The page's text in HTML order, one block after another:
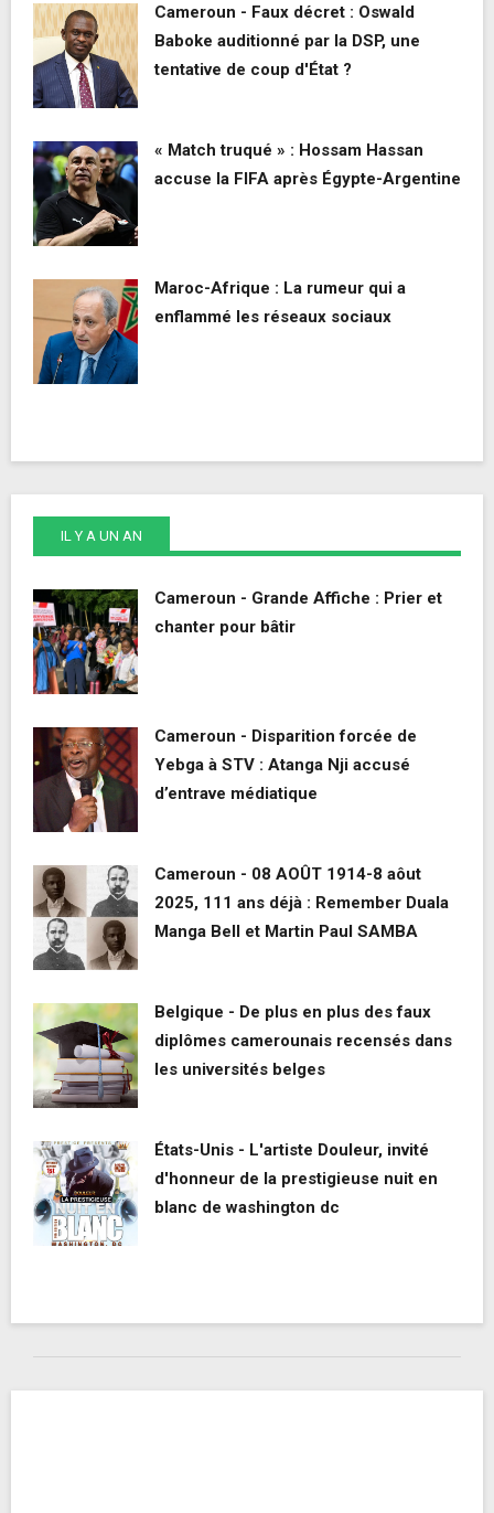
Cameroun - Faux décret : Oswald
Baboke auditionné par la DSP, une
tentative de coup d'État ?
« Match truqué » : Hossam Hassan
accuse la FIFA après Égypte-Argentine
Maroc-Afrique : La rumeur qui a
enflammé les réseaux sociaux
IL Y A UN AN
Cameroun - Grande Affiche : Prier et
chanter pour bâtir
Cameroun - Disparition forcée de
Yebga à STV : Atanga Nji accusé
d’entrave médiatique
Cameroun - 08 AOÛT 1914-8 aôut
2025, 111 ans déjà : Remember Duala
Manga Bell et Martin Paul SAMBA
Belgique - De plus en plus des faux
diplômes camerounais recensés dans
les universités belges
États-Unis - L'artiste Douleur, invité
d'honneur de la prestigieuse nuit en
blanc de washington dc